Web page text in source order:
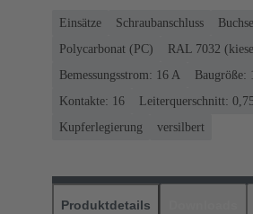
Einsätze Schraubanschluss
Buchse
Polycarbonat (PC)
RAL 7032
Bemessungsstrom: ‌16 A
Baugröße:
Kontakte: 16
Leiterquerschnitt:
Kupferlegierung
versilbert
Produktdetails